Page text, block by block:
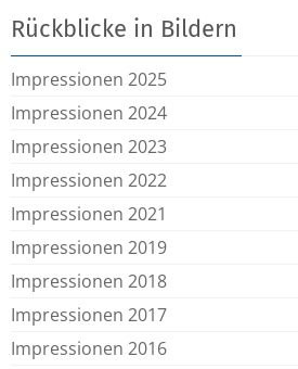
Rückblicke in Bildern
Impressionen 2025
Impressionen 2024
Impressionen 2023
Impressionen 2022
Impressionen 2021
Impressionen 2019
Impressionen 2018
Impressionen 2017
Impressionen 2016